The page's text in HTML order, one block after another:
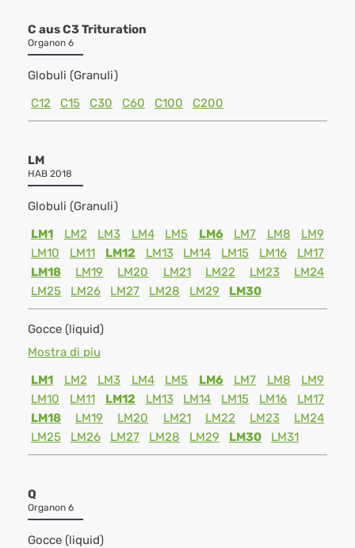
C aus C3 Trituration
Organon 6
Globuli (Granuli)
C12
C15 C30 C60 C100 C200
LM
HAB 2018
Globuli (Granuli)
LM1
LM2 LM3 LM4 LM5 LM6 LM7 LM8
LM9
LM10
LM11 LM12 LM13 LM14 LM15 LM16
LM17
LM18
LM19 LM20 LM21 LM22 LM23
LM24
LM25
LM26 LM27 LM28 LM29 LM30
Gocce (liquid)
Mostra di piu
LM1
LM2 LM3 LM4 LM5 LM6 LM7 LM8
LM9
LM10
LM11 LM12 LM13 LM14 LM15 LM16
LM17
LM18
LM19 LM20 LM21 LM22 LM23
LM24
LM25
LM26 LM27 LM28 LM29 LM30 LM31
Q
Organon 6
Gocce (liquid)